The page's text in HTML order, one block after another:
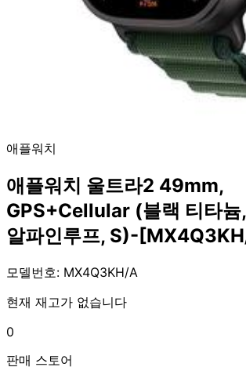
애플워치
애플워치 울트라2 49mm,
GPS+Cellular (블랙 티타늄
알파인루프, S)-
모델번호: MX4Q3KH/A
현재 재고가 없습니다
0
판매 스토어